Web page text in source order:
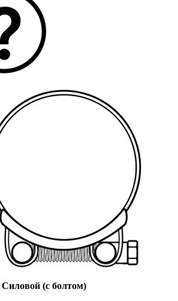
Силовой (с болтом)